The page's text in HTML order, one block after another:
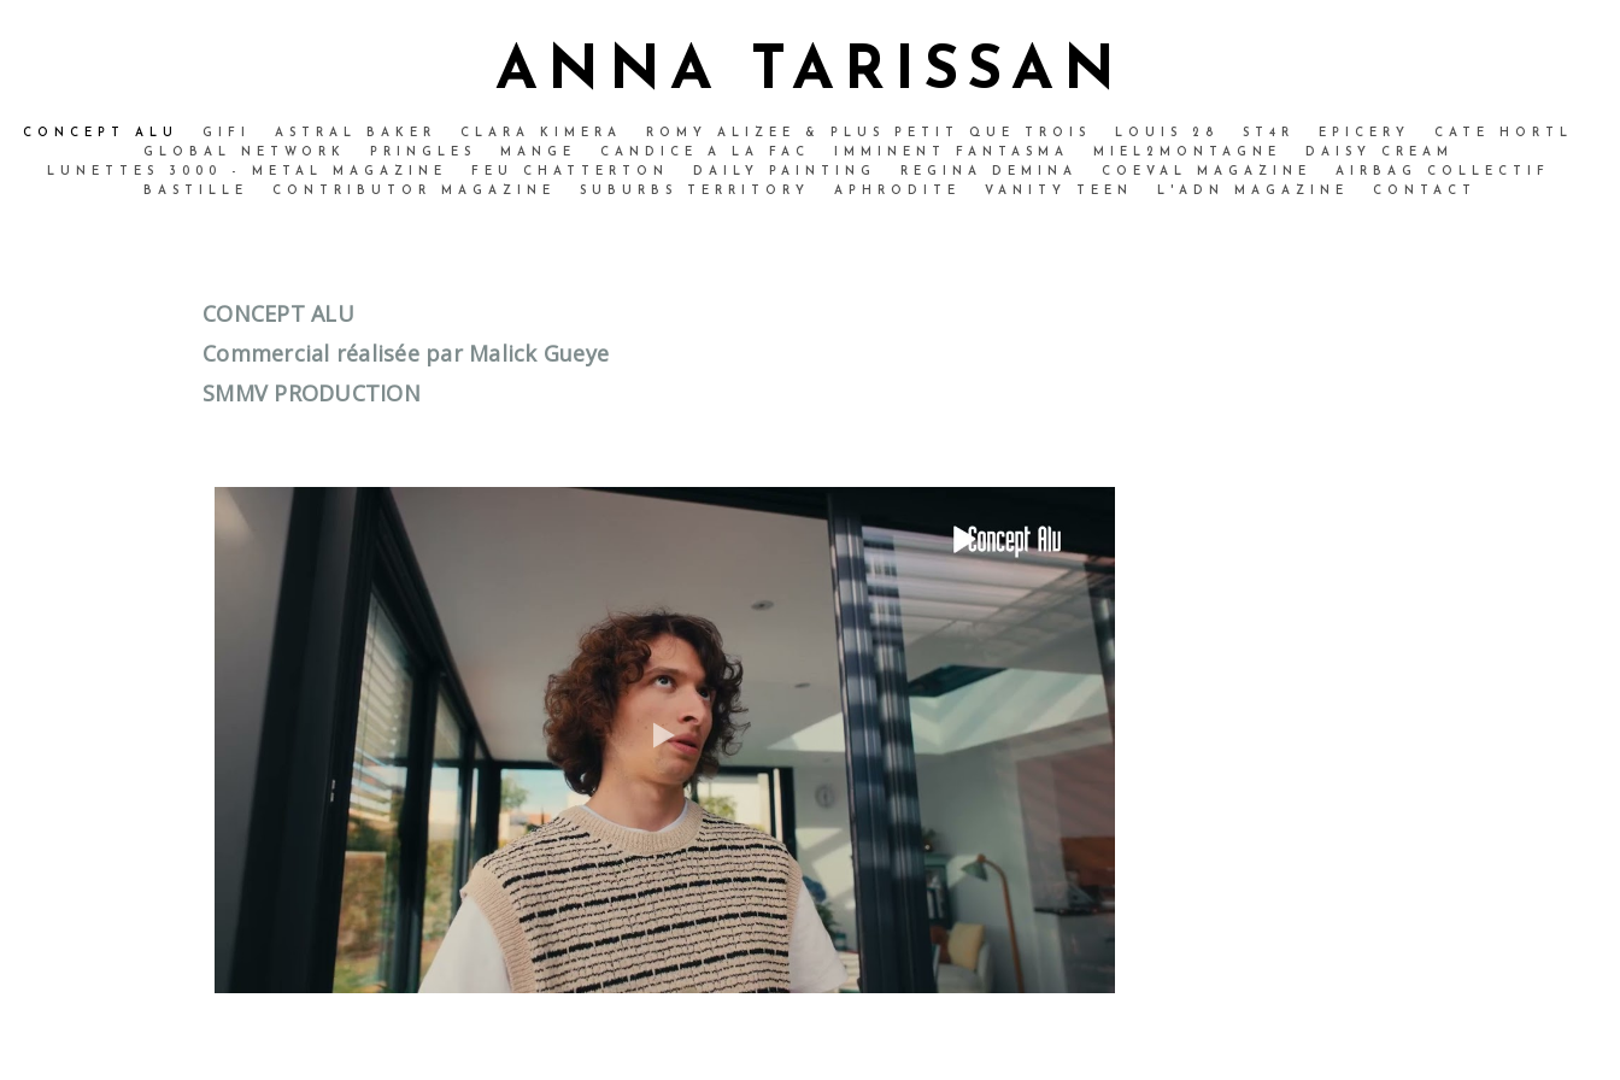
ANNA TARISSAN
CONCEPT ALU GIFI ASTRAL BAKER CLARA KIMERA ROMY ALIZEE & PLUS PETIT QUE TROIS LOUIS 28 ST4R EPICERY
CATE HORTL
GLOBAL NETWORK
PRINGLES MANGE CANDICE A LA FAC IMMINENT FANTASMA MIEL2MONTAGNE
DAISY CREAM
LUNETTES 3000 - METAL MAGAZINE
FEU CHATTERTON DAILY PAINTING REGINA DEMINA COEVAL MAGAZINE
AIRBAG COLLECTIF
BASTILLE
CONTRIBUTOR MAGAZINE SUBURBS TERRITORY APHRODITE VANITY TEEN L'ADN MAGAZINE CONTACT
CONCEPT ALU
Commercial réalisée par Malick Gueye
SMMV PRODUCTION